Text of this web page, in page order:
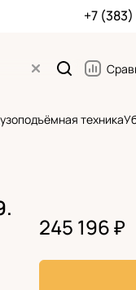
+7
техника
245 196 ₽